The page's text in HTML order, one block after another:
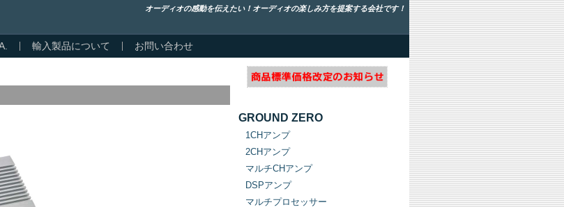
オーディオの感動を伝えたい！オーディオの楽しみ方を提案する会社です！
輸入製品について お問い合わせ
GROUND ZERO
1CHアンプ
2CHアンプ
マルチCHアンプ
DSPアンプ
マルチプロセッサー